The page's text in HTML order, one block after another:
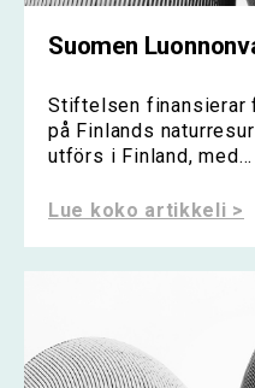
Suomen
Stiftelsen finansierar
på Finlands
utförs i Finland, med...
Lue koko artikkeli >